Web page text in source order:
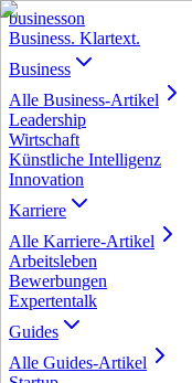
businesson
Business. Klartext.
Business
Alle Business-Artikel
Leadership
Wirtschaft
Künstliche Intelligenz
Innovation
Karriere
Alle Karriere-Artikel
Arbeitsleben
Bewerbungen
Expertentalk
Guides
Alle Guides-Artikel